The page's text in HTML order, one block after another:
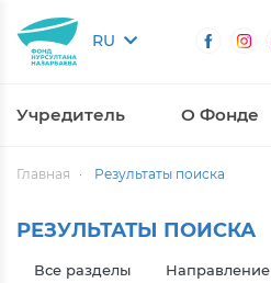
RU
Учредитель О Фонде
Главная Результаты поиска
РЕЗУЛЬТАТЫ ПОИСКА
Все разделы Направление